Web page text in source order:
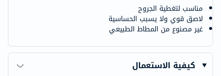
مناسب لتغطية الجروح
لاصق قوي ولا يسبب الحساسية
غير مصنوع من المطاط الطبيعي
كيفية الاستعمال